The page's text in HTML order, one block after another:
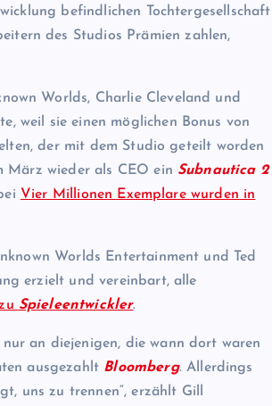
befindlichen Tochtergesellschaft
des Studios Prämien zahlen,
Worlds, Charlie Cleveland und
weil sie einen möglichen Bonus von
der mit dem Studio geteilt worden
März wieder als CEO ein Subnautica 2
Vier Millionen Exemplare wurden in
Worlds Entertainment und Ted
erzielt und vereinbart, alle
Spieleentwickler.
an diejenigen, die wann dort waren
ausgezahlt Bloomberg. Allerdings
uns zu trennen“, erzählt Gill